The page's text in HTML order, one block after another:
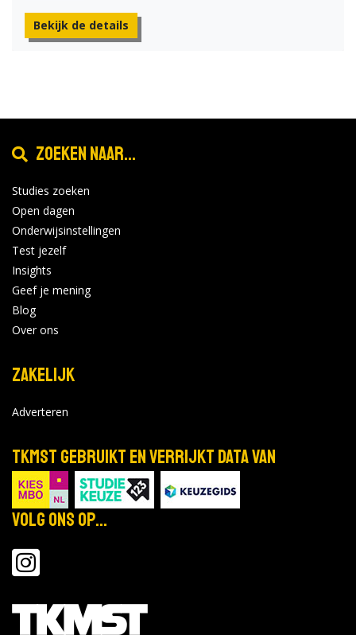
Bekijk de details
Zoeken naar...
Studies zoeken
Open dagen
Onderwijsinstellingen
Test jezelf
Insights
Geef je mening
Blog
Over ons
Zakelijk
Adverteren
TKMST gebruikt en verrijkt data van
Volg ons op...